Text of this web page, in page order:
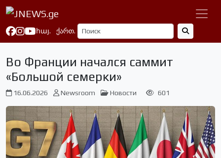
հայ. ქართ.
Во Франции начался саммит
«Большой семерки»
16.06.2026 Newsroom Новости 601